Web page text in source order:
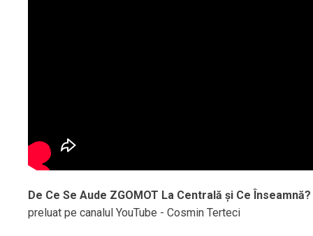
De Ce Se Aude ZGOMOT La Centrală și Ce Înseamnă?
preluat pe canalul YouTube - Cosmin Terteci